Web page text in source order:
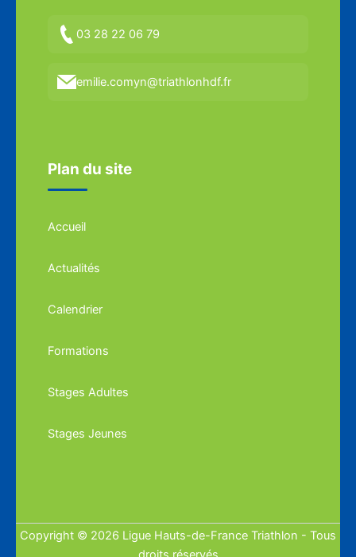
03 28 22 06 79
emilie.comyn@triathlonhdf.fr
Plan du site
Accueil
Actualités
Calendrier
Formations
Stages Adultes
Stages Jeunes
Copyright © 2026 Ligue Hauts-de-France Triathlon - Tous